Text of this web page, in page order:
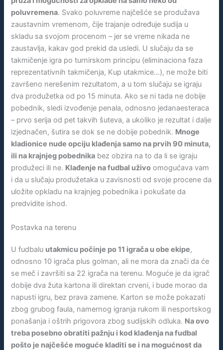
poluvremena. Svako poluvreme najčešće se produžava
zaustavnim vremenom, čije trajanje određuje sudija u
skladu sa svojom procenom – jer se vreme nikada ne
zaustavlja, kakav god prekid da usledi. U slučaju da se
takmičenje igra po turnirskom principu (eliminaciona faza
reprezentativnih takmičenja, Kup utakmice…), ne može biti
završeno nerešenim rezultatom, a u tom slučaju se igraju
dva produžetka od po 15 minuta. Ako se ni tada ne dobije
pobednik, sledi izvođenje penala, odnosno jedanaesteraca
– prvo serija od pet takvih šuteva, a ukoliko je rezultat i dalje
izjednačen, šutira se dok se ne dobije pobednik. Mnoge
kladionice nude opciju klađenja samo na prvih 90 minuta,
ili na krajnjeg pobednika bez obzira na to da li se igraju
produžeci ili ne. Klađenje na fudbal uživo omogućava vam
i da u slučaju produžetaka u zavisnosti od svoje procene da
uložite opkladu na krajnjeg pobednika i pokušate da
predvidite ishod.
Postavka na terenu
U fudbalu utakmicu počinje po 11 igrača u obe ekipe,
odnosno 10 igrača plus golman, ali ne mora da znači da će
se meč i završiti sa 22 igrača na terenu. Moguće je da igrač
dobije dva žuta kartona ili direktan crveni, i bude morao da
napusti igru, bez prava zamene. Karton se može pokazati
zbog grubog faula, namernog igranja rukom ili nesportskog
ponašanja i oštrih prigovora zbog sudijskih odluka. Na ovo
treba posebno obratiti pažnju i kod klađenja na fudbal
pošto je najčešće moguće kladiti se i na mogućnost da